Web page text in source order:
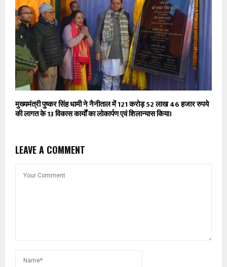
मुख्यमंत्री पुष्कर सिंह धामी ने नैनीताल में 121 करोड़ 52 लाख 46 हजार रुपये
की लागत के 13 विकास कार्यों का लोकार्पण एवं शिलान्यास किया।
LEAVE A COMMENT